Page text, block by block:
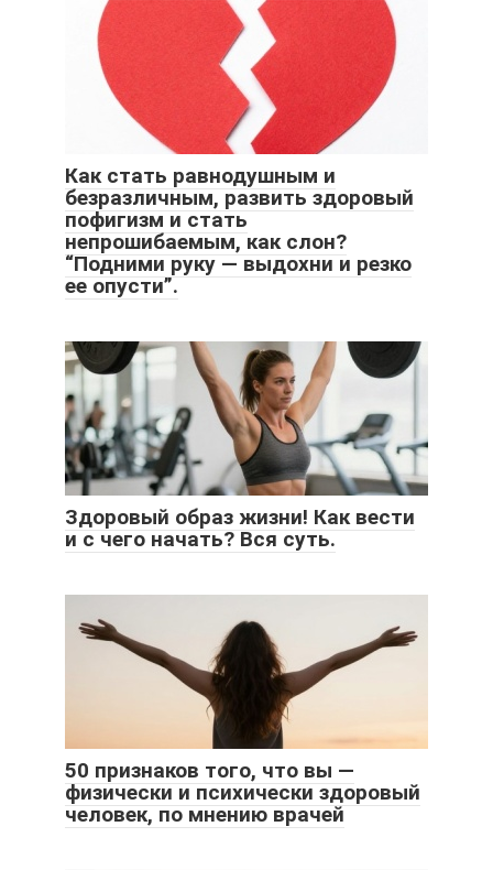
Как стать равнодушным и
безразличным, развить здоровый
пофигизм и стать
непрошибаемым, как слон?
“Подними руку — выдохни и резко
ее опусти”.
Здоровый образ жизни! Как вести
и с чего начать? Вся суть.
50 признаков того, что вы —
физически и психически здоровый
человек, по мнению врачей